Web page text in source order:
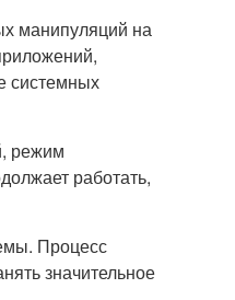
манипуляций на
системных
режим
работать,
Процесс
значительное